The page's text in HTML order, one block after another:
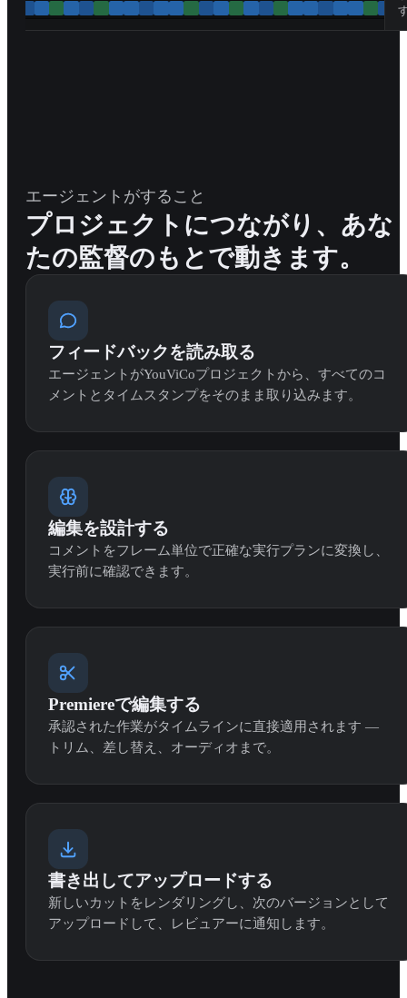
エージェントがすること
プロジェクトにつながり、あな
たの監督のもとで動きます。
フィードバックを読み取る
エージェントがYouViCoプロジェクトから、すべてのコ
メントとタイムスタンプをそのまま取り込みます。
編集を設計する
コメントをフレーム単位で正確な実行プランに変換し、
実行前に確認できます。
Premiereで編集する
承認された作業がタイムラインに直接適用されます —
トリム、差し替え、オーディオまで。
書き出してアップロードする
新しいカットをレンダリングし、次のバージョンとして
アップロードして、レビュアーに通知します。